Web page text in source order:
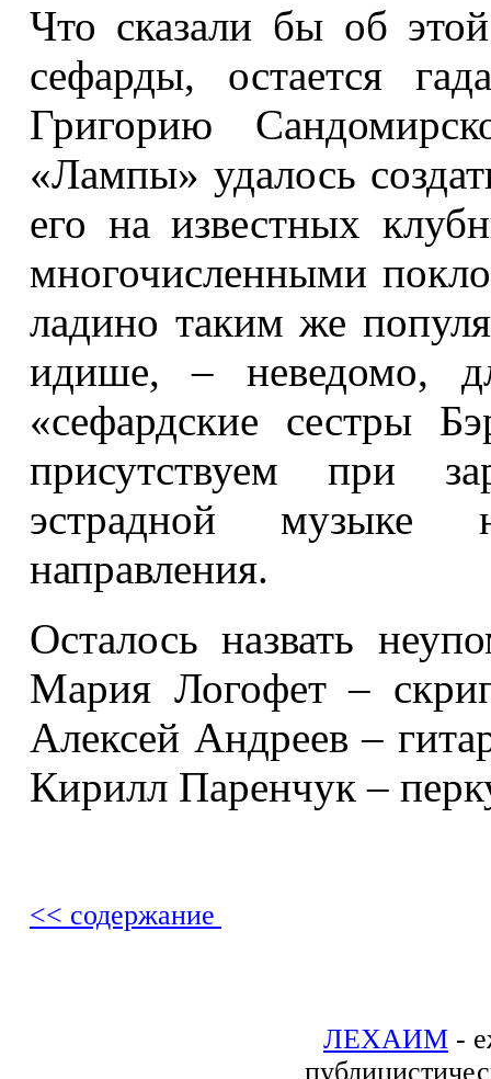
Что сказали бы об этой
сефарды, остается
Григорию
«Лампы» удалось
его на известных
многочисленными
ладино таким же
идише, – неведомо,
«сефардские сестры
присутствуем при
эстрадной музыке
направления.
Осталось назвать
Мария Логофет –
Алексей Андреев –
Кирилл Паренчук –
<< содержание
ЛЕХАИМ -